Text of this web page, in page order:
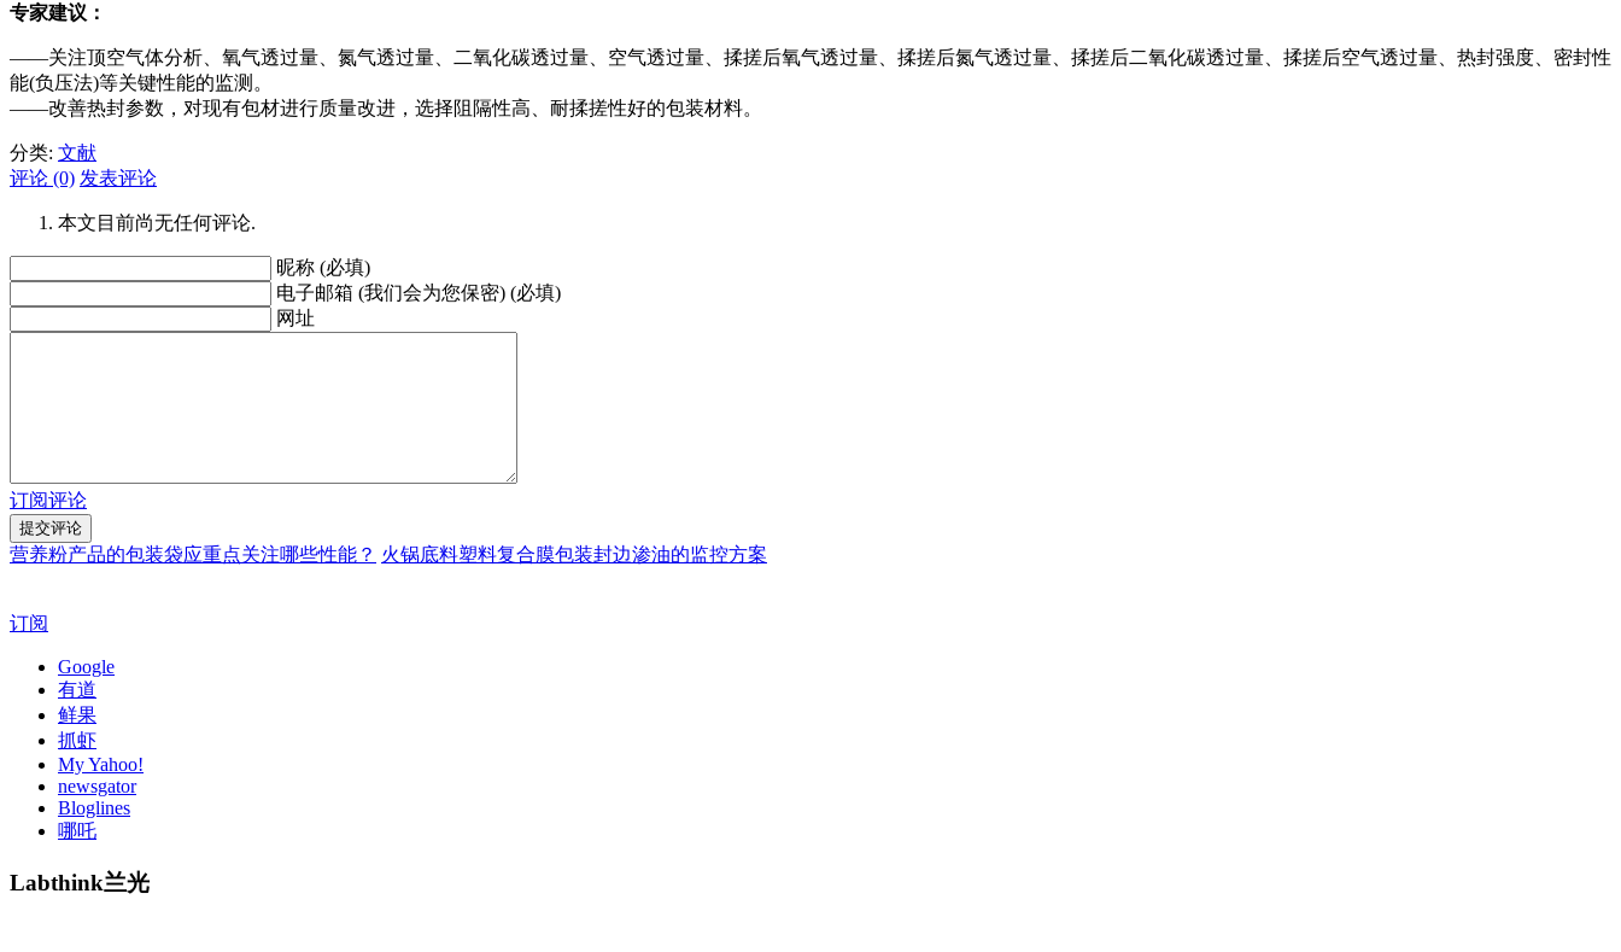
专家建议：
——关注顶空气体分析、氧气透过量、氮气透过量、二氧化碳透过量、空气透过量、揉搓后氧气透过量、揉搓后氮气透过量、揉搓后二氧化碳透过量、揉搓后空气透过量、热封强度、密封性
能(负压法)等关键性能的监测。
——改善热封参数，对现有包材进行质量改进，选择阻隔性高、耐揉搓性好的包装材料。
分类: 文献
评论 (0) 发表评论
本文目前尚无任何评论.
昵称 (必填)
电子邮箱 (我们会为您保密) (必填)
网址
订阅评论
营养粉产品的包装袋应重点关注哪些性能？ 火锅底料塑料复合膜包装封边渗油的监控方案
订阅
Google
有道
鲜果
抓虾
My Yahoo!
newsgator
Bloglines
哪吒
Labthink兰光